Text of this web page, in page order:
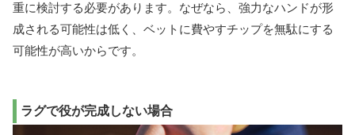
重に検討する必要があります。なぜなら、強力なハンドが形
成される可能性は低く、ベットに費やすチップを無駄にする
可能性が高いからです。
ラグで役が完成しない場合